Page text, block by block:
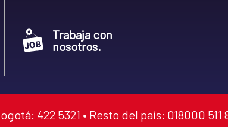
Trabaja con
nosotros.
422 5321 • Resto del país: 018000 511